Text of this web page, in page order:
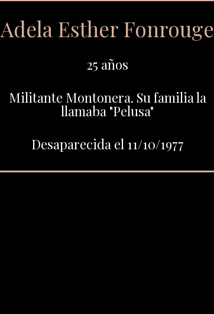
Adela Esther Fonrouge
25 años
Militante Montonera. Su familia la
llamaba "Pelusa"
Desaparecida el 11/10/1977